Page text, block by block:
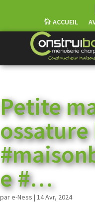
ACCUEIL
Petite
e #…
pare-Ness | 14 Avr, 2024